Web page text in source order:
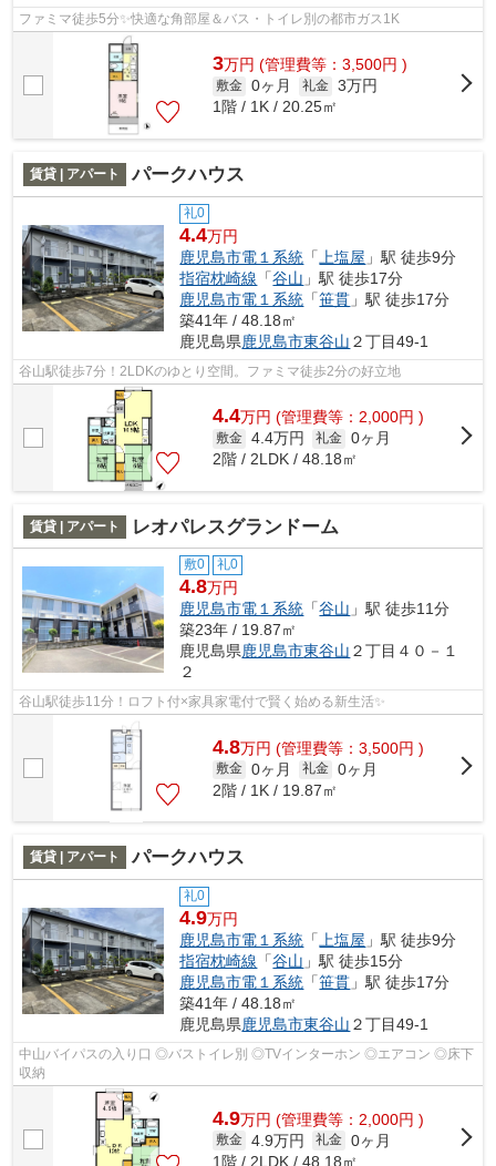
ファミマ徒歩5分✨快適な角部屋＆バス・トイレ別の都市ガス1K
3万円 (管理費等：3,500円 )
敷金 0ヶ月 礼金 3万円
1階 / 1K / 20.25㎡
賃貸 | アパート パークハウス
礼0
4.4万円
鹿児島市電１系統 「 上塩屋 」駅 徒歩9分
指宿枕崎線 「谷山 」駅 徒歩17分
鹿児島市電１系統 「笹貫 」駅 徒歩17分
築41年 / 48.18㎡
鹿児島県鹿児島市東谷山 ２丁目49-1
谷山駅徒歩7分！2LDKのゆとり空間。ファミマ徒歩2分の好立地
4.4万円 (管理費等：2,000円 )
敷金 4.4万円 礼金 0ヶ月
2階 / 2LDK / 48.18㎡
賃貸 | アパート レオパレスグランドーム
敷0 礼0
4.8万円
鹿児島市電１系統 「谷山 」駅 徒歩11分
築23年 / 19.87㎡
鹿児島県鹿児島市東谷山 ２丁目４０－１
２
谷山駅徒歩11分！ロフト付×家具家電付で賢く始める新生活✨
4.8万円 (管理費等：3,500円 )
敷金 0ヶ月 礼金 0ヶ月
2階 / 1K / 19.87㎡
賃貸 | アパート パークハウス
礼0
4.9万円
鹿児島市電１系統 「上塩屋 」駅 徒歩9分
指宿枕崎線 「谷山 」駅 徒歩15分
鹿児島市電１系統 「笹貫 」駅 徒歩17分
築41年 / 48.18㎡
鹿児島県鹿児島市東谷山 ２丁目49-1
中山バイパスの入り口 ◎バストイレ別 ◎TVインターホン ◎エアコン ◎床下
収納
4.9万円 (管理費等：2,000円 )
敷金 4.9万円 礼金 0ヶ月
1階 / 2LDK / 48.18㎡